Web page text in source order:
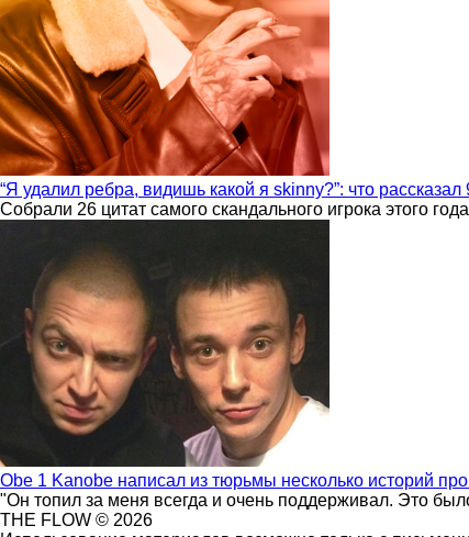
“Я удалил ребра, видишь какой я skinny?”: что рассказал
Собрали 26 цитат самого скандального игрока этого
Obe 1 Kanobe написал из тюрьмы несколько историй
"Он топил за меня всегда и очень поддерживал. Это
THE FLOW © 2026